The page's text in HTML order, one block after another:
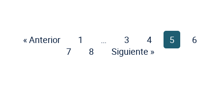
« Anterior Página
1 … Página
3 Página
4 Página
5
6
Página
7 Página
8 Siguiente »